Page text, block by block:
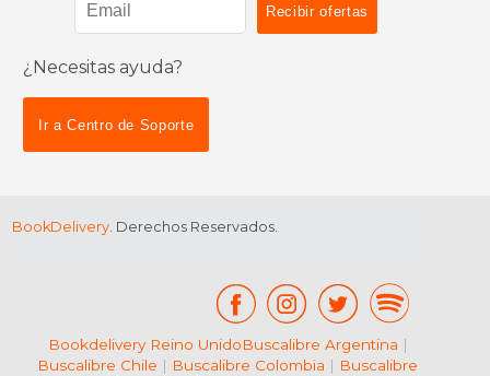
50%
¿Necesitas ayuda?
Ir a Centro de Soporte
BookDelivery. Derechos Reservados.
Bookdelivery Reino UnidoBuscalibre Argentina |
Buscalibre Chile | Buscalibre Colombia | Buscalibre